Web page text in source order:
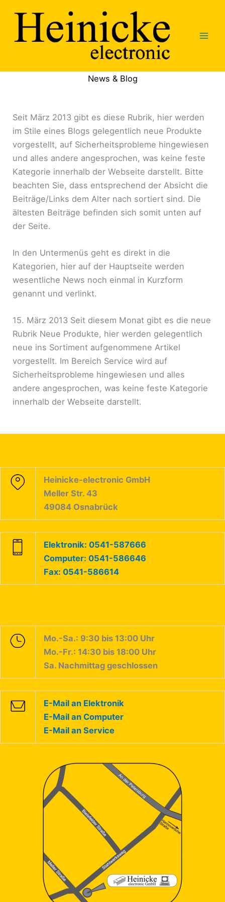
Inhalt
News & Blog
Seit März 2013 gibt es diese Rubrik, hier werden
im Stile eines Blogs gelegentlich neue Produkte
vorgestellt, auf Sicherheitsprobleme hingewiesen
und alles andere angesprochen, was keine feste
Kategorie innerhalb der Webseite darstellt. Bitte
beachten Sie, dass entsprechend der Absicht die
Beiträge/Links dem Alter nach sortiert sind. Die
ältesten Beiträge befinden sich somit unten auf
der Seite.
In den Untermenüs geht es direkt in die
Kategorien, hier auf der Hauptseite werden
wesentliche News noch einmal in Kurzform
genannt und verlinkt.
15. März 2013 Seit diesem Monat gibt es die neue
Rubrik Neue Produkte, hier werden gelegentlich
neue ins Sortiment aufgenommene Artikel
vorgestellt. Im Bereich Service wird auf
Sicherheitsprobleme hingewiesen und alles
andere angesprochen, was keine feste Kategorie
innerhalb der Webseite darstellt.
Heinicke-electronic GmbH
Meller Str. 43
49084 Osnabrück
Elektronik: 0541-587666
Computer: 0541-586646
Fax: 0541-586614
Mo.-Sa.: 9:30 bis 13:00 Uhr
Mo.-Fr.: 14:30 bis 18:00 Uhr
Sa. Nachmittag geschlossen
E-Mail an Elektronik
E-Mail an Computer
E-Mail an Service